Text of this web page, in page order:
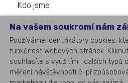
Na vašem soukromí nám
Používáme identifikátory cookies,
funkčnost webových stránek.
souhlasíte s využitím i dalších typů
měření návštěvnosti či
Kdo jsme
Co děláme
Pro koho děláme
Případové studie
Co je nového